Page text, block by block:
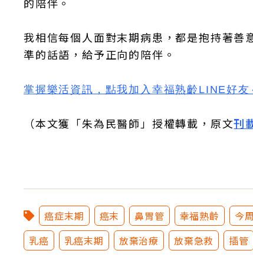
我相信每個人面對末期病患，都是抱持著
準的話語，給予正向的陪伴。
掌握樂活資訊， 點我加入 幸福熟齡LINE好友
（本文獲「朱為民醫師」授權轉載，原文刊
癌症末期 癌末 鼻胃管 幸福熟齡 今
乳癌
乳癌末期 放棄治療 放棄急救 插管